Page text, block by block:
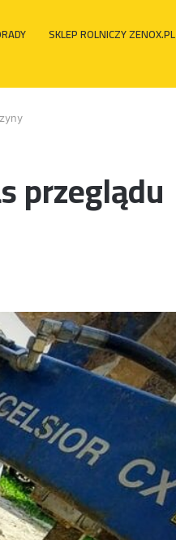
SKLEP ROLNICZY ZENOX.PL
przeglądu